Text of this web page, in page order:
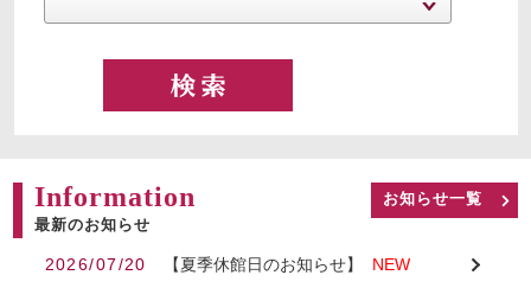
Information
最新のお知らせ
お知らせ一覧
2026/07/20 【夏季休館日のお知らせ】 NEW